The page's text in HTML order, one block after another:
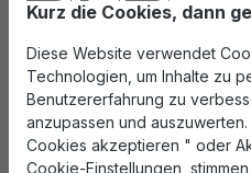
Kurz die Cookies, dann
Diese Website verwendet
Technologien, um Inhalte zu
Benutzererfahrung zu
anzupassen und
Cookies akzeptieren " oder
Cookie-Einstellungen,